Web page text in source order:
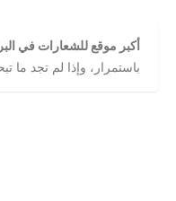
أكبر موقع للشعارات في
باستمرار، وإذا لم تجد ما